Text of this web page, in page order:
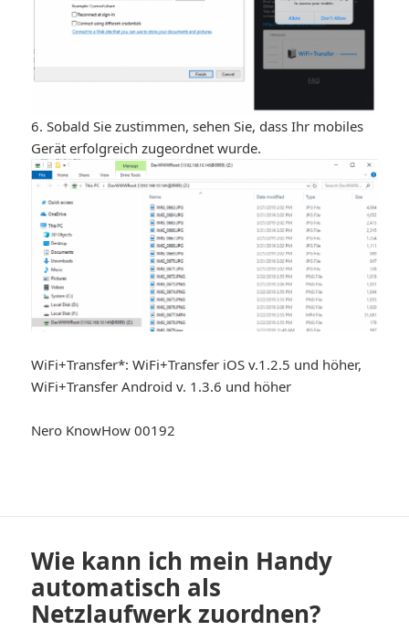
6. Sobald Sie zustimmen, sehen Sie, dass Ihr mobiles
Gerät erfolgreich zugeordnet wurde.
WiFi+Transfer*: WiFi+Transfer iOS v.1.2.5 und höher,
WiFi+Transfer Android v. 1.3.6 und höher
Nero KnowHow 00192
Wie kann ich mein Handy
automatisch als
Netzlaufwerk zuordnen?